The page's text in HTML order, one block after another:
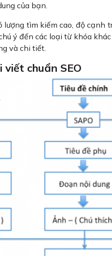
của bạn.
tìm kiếm cao, độ cạnh
ý đến các loại từ khóa
và chi tiết.
chuẩn SEO